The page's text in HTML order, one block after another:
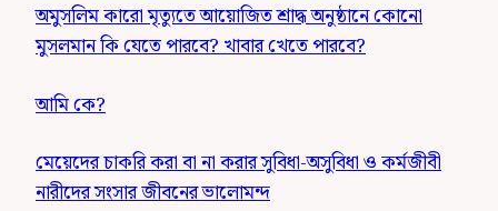
অমুসলিম কারো মৃত্যুতে আয়োজিত শ্রাদ্ধ অনুষ্ঠানে কোনো
মুসলমান কি যেতে পারবে? খাবার খেতে পারবে?
আমি কে?
মেয়েদের চাকরি করা বা না করার সুবিধা-অসুবিধা ও কর্মজীবী
নারীদের সংসার জীবনের ভালোমন্দ